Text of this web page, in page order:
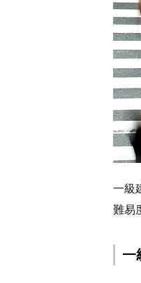
一級
難易
一